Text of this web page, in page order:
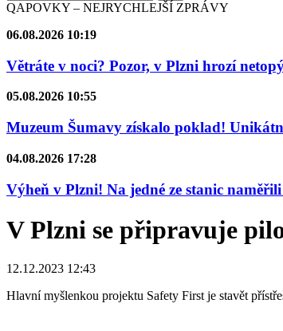
QAPOVKY – NEJRYCHLEJŠÍ ZPRÁVY
06.08.2026 10:19
Větráte v noci? Pozor, v Plzni hrozí
05.08.2026 10:55
Muzeum Šumavy získalo poklad!
04.08.2026 17:28
Výheň v Plzni! Na jedné ze stanic
V Plzni se připravuje
12.12.2023 12:43
Hlavní myšlenkou projektu Safety First je stavět